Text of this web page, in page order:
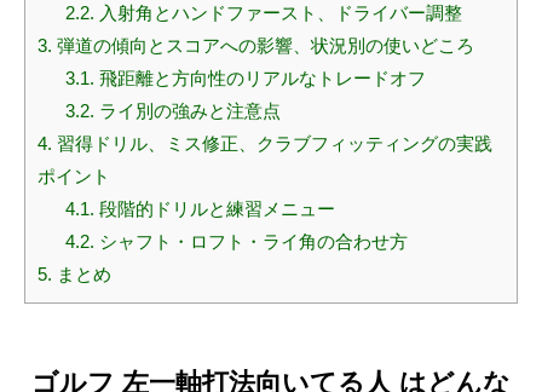
2.2. 入射角とハンドファースト、ドライバー調整
3. 弾道の傾向とスコアへの影響、状況別の使いどころ
3.1. 飛距離と方向性のリアルなトレードオフ
3.2. ライ別の強みと注意点
4. 習得ドリル、ミス修正、クラブフィッティングの実践
ポイント
4.1. 段階的ドリルと練習メニュー
4.2. シャフト・ロフト・ライ角の合わせ方
5. まとめ
ゴルフ 左一軸打法向いてる人 はどんな